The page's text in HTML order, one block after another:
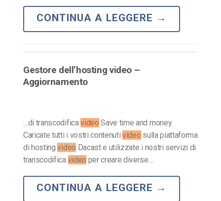
CONTINUA A LEGGERE →
Gestore dell’hosting video –
Aggiornamento
…di transcodificavideo Save time and money.
Caricate tutti i vostri contenutivideo sulla piattaforma
di hostingvideo Dacast e utilizzate i nostri servizi di
transcodifica video per creare diverse…
CONTINUA A LEGGERE →